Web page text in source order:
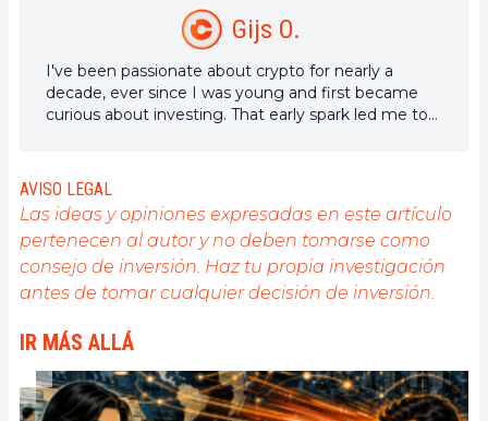
Gijs O.
I've been passionate about crypto for nearly a
decade, ever since I was young and first became
curious about investing. That early spark led me to
AVISO LEGAL
Las ideas y opiniones expresadas en este artículo
pertenecen al autor y no deben tomarse como
consejo de inversión. Haz tu propia investigación
antes de tomar cualquier decisión de inversión.
IR MÁS ALLÁ